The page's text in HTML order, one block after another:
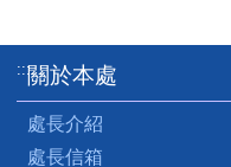
:::關於本處
處長介紹
處長信箱